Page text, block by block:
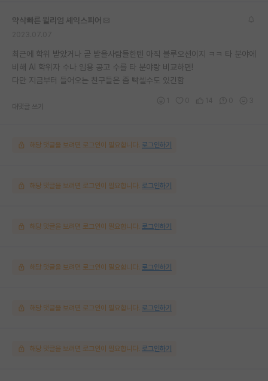
약삭빠른 윌리엄 셰익스피어
최근에 학위 받았거나 곧 받을사람들한텐 아직 블루오션이지 ㅋㅋ 타 분야에
비해 AI 학위자 수나 임용 공고 수를 타 분야랑 비교하면!
다만 지금부터 들어오는 친구들은 좀 빡셀수도 있긴함
대댓글 쓰기
해당 댓글을 보려면 로그인이 필요합니다. 로그인하기
해당 댓글을 보려면 로그인이 필요합니다. 로그인하기
해당 댓글을 보려면 로그인이 필요합니다. 로그인하기
해당 댓글을 보려면 로그인이 필요합니다. 로그인하기
해당 댓글을 보려면 로그인이 필요합니다. 로그인하기
해당 댓글을 보려면 로그인이 필요합니다. 로그인하기